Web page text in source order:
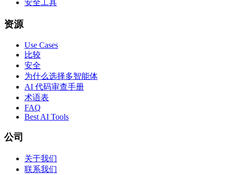
安全工具
资源
Use Cases
比较
安全
为什么选择多智能体
AI 代码审查手册
术语表
FAQ
Best AI Tools
公司
关于我们
联系我们